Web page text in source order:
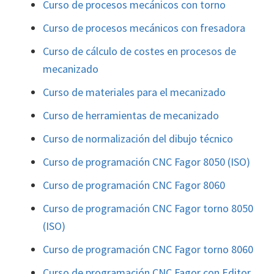
Curso de procesos mecánicos con torno
Curso de procesos mecánicos con fresadora
Curso de cálculo de costes en procesos de
mecanizado
Curso de materiales para el mecanizado
Curso de herramientas de mecanizado
Curso de normalización del dibujo técnico
Curso de programación CNC Fagor 8050 (ISO)
Curso de programación CNC Fagor 8060
Curso de programación CNC Fagor torno 8050
(ISO)
Curso de programación CNC Fagor torno 8060